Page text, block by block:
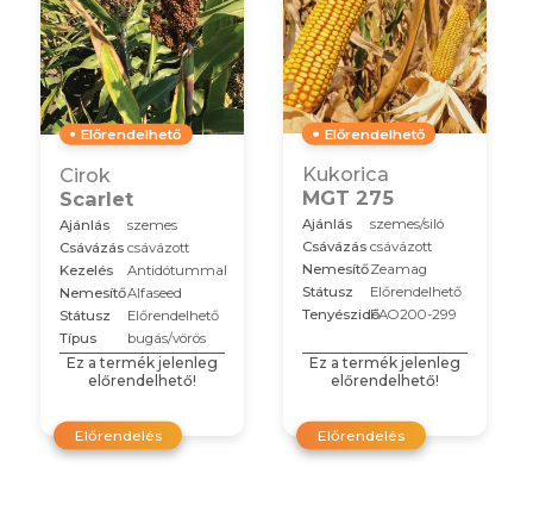
Előrendelhető
Cirok
Scarlet
Ajánlás
szemes
Csávázás csávázott
Kezelés
Antidótummal
NemesítőAlfaseed
Státusz
Előrendelhető
Típus
bugás/vörös
Ez a termék jelenleg
előrendelhető!
Előrendelés
Előrendelhető
Kukorica
MGT 275
Ajánlás
szemes/siló
Csávázás csávázott
NemesítőZeamag
Státusz
Előrendelhető
TenyészidőFAO200-299
Ez a termék jelenleg
előrendelhető!
Előrendelés